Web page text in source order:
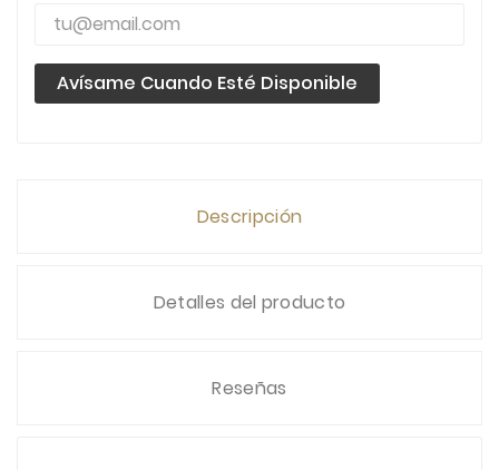
Avísame Cuando Esté Disponible
Descripción
Detalles del producto
Reseñas